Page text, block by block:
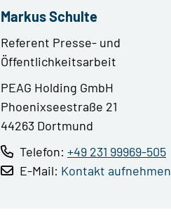
Markus Schulte
Referent Presse- und
Öffentlichkeitsarbeit
PEAG Holding GmbH
Phoenixseestraße 21
44263 Dortmund
Telefon: +49 231 99969-505
E-Mail: Kontakt aufnehmen